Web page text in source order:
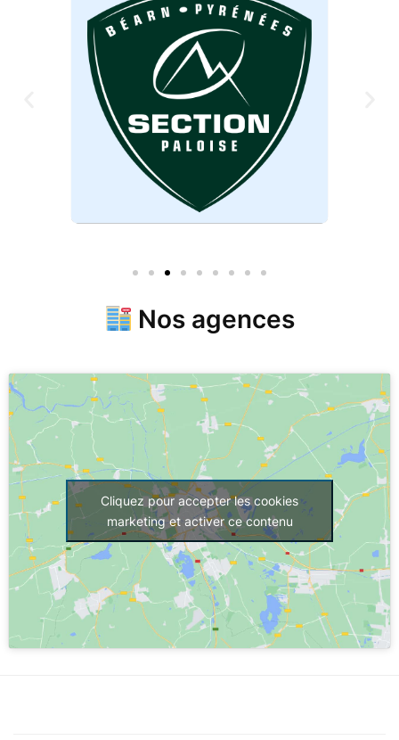
Nos agences
Cliquez pour accepter les cookies
marketing et activer ce contenu